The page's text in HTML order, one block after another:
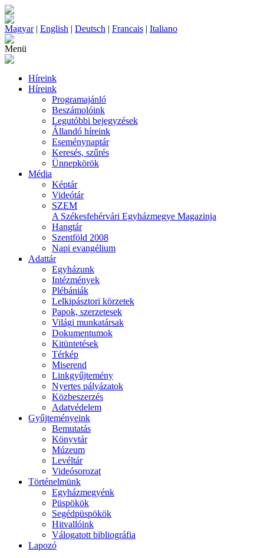
Magyar| English | Deutsch | Francais | Italiano
Menü
Híreink
Híreink
Programajánló
Beszámolóink
Legutóbbi bejegyzések
Állandó híreink
Eseménynaptár
Keresés, szűrés
Ünnepkörök
Média
Képtár
Videótár
SZEM
A Székesfehérvári Egyházmegye Magazinja
Hangtár
Szentföld 2008
Napi evangélium
Adattár
Egyházunk
Intézmények
Plébániák
Lelkipásztori körzetek
Papok, szerzetesek
Világi munkatársak
Dokumentumok
Kitüntetések
Térkép
Miserend
Linkgyűjtemény
Nyertes pályázatok
Közbeszerzés
Adatvédelem
Gyűjteményeink
Bemutatás
Könyvtár
Múzeum
Levéltár
Videósorozat
Történelmünk
Egyházmegyénk
Püspökök
Segédpüspökök
Hitvallóink
Válogatott bibliográfia
Lapozó